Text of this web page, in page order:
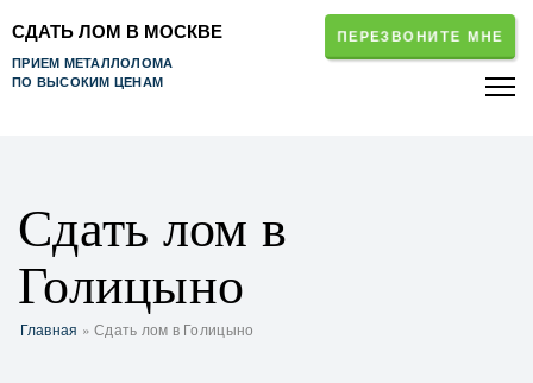
СДАТЬ ЛОМ В МОСКВЕ
ПРИЕМ МЕТАЛЛОЛОМА
ПО ВЫСОКИМ ЦЕНАМ
ПЕРЕЗВОНИТЕ МНЕ
Сдать лом в
Голицыно
Главная » Сдать лом в Голицыно